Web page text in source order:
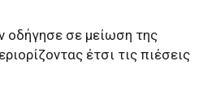
οδήγησε σε μείωση της
έτσι τις πιέσεις